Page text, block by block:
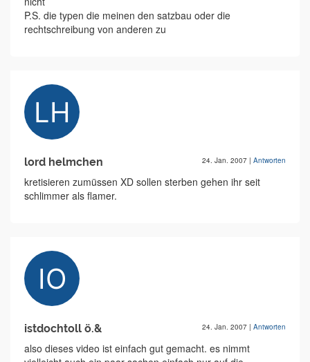
P.S. die typen die meinen den satzbau oder die
rechtschreibung von anderen zu
lord helmchen 24. Jan. 2007 | Antworten
kretisieren zumüssen XD sollen sterben gehen ihr seit
schlimmer als flamer.
istdochtoll ö.& 24. Jan. 2007 | Antworten
also dieses video ist einfach gut gemacht. es nimmt